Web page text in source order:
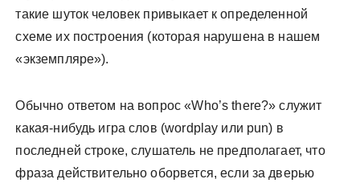
такие шуток человек привыкает к определенной
схеме их построения (которая нарушена в нашем
«экземпляре»).
Обычно ответом на вопрос «Who’s there?» служит
какая-нибудь игра слов (wordplay или pun) в
последней строке, слушатель не предполагает, что
фраза действительно оборвется, если за дверью